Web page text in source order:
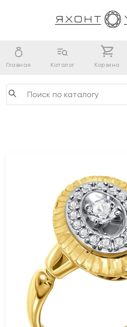
Главная Каталог Корзина